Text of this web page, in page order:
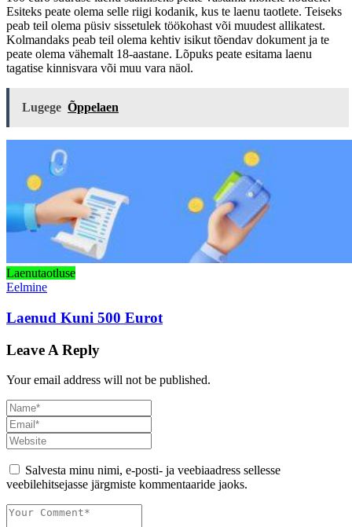
Esiteks peate olema selle riigi kodanik, kus te laenu taotlete. Teiseks
peab teil olema püsiv sissetulek töökohast või muudest allikatest.
Kolmandaks peab teil olema kehtiv isikut tõendav dokument ja te
peate olema vähemalt 18-aastane. Lõpuks peate esitama laenu
tagatise kinnisvara või muu vara näol.
Lugege Õppelaen
Laenutaotluse
Eelmine
Laenud Kuni 500 Eurot
Leave A Reply
Your email address will not be published.
Salvesta minu nimi, e-posti- ja veebiaadress sellesse
veebilehitsejasse järgmiste kommentaaride jaoks.